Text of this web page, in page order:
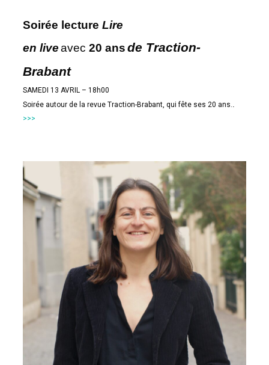
Soirée lecture Lire
en liveavec 20 ansde Traction-
Brabant
SAMEDI 13 AVRIL – 18h00
Soirée autour de la revue Traction-Brabant, qui fête ses 20 ans.
>>>